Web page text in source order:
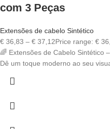
com 3 Peças
Extensões de cabelo Sintético
€ 36,83 – € 37,12Price range: €
🌈 Extensões de Cabelo Sintético
Dê um toque moderno ao seu